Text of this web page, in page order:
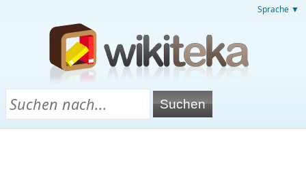
Sprache ▼